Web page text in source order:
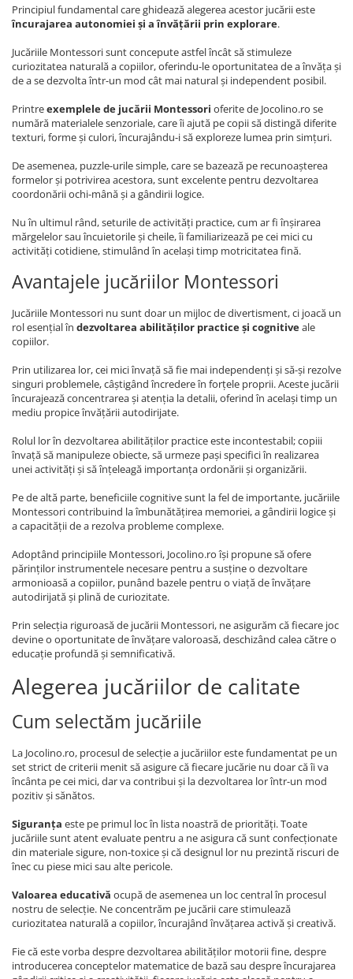
Principiul fundamental care ghidează alegerea acestor jucării este
încurajarea autonomiei și a învățării prin explorare.
Jucăriile Montessori sunt concepute astfel încât să stimuleze
curiozitatea naturală a copiilor, oferindu-le oportunitatea de a învăța și
de a se dezvolta într-un mod cât mai natural și independent posibil.
Printreexemplele de jucării Montessori oferite de Jocolino.ro se
numără materialele senzoriale, care îi ajută pe copii să distingă diferite
texturi, forme și culori, încurajându-i să exploreze lumea prin simțuri.
De asemenea, puzzle-urile simple, care se bazează pe recunoașterea
formelor și potrivirea acestora, sunt excelente pentru dezvoltarea
coordonării ochi-mână și a gândirii logice.
Nu în ultimul rând, seturile de activități practice, cum ar fi înșirarea
mărgelelor sau încuietorile și cheile, îi familiarizează pe cei mici cu
activități cotidiene, stimulând în același timp motricitatea fină.
Avantajele jucăriilor Montessori
Jucăriile Montessori nu sunt doar un mijloc de divertisment, ci joacă un
rol esențial în dezvoltarea abilităților practice și cognitiveale
copiilor.
Prin utilizarea lor, cei mici învață să fie mai independenți și să-și rezolve
singuri problemele, câștigând încredere în forțele proprii. Aceste jucării
încurajează concentrarea și atenția la detalii, oferind în același timp un
mediu propice învățării autodirijate.
Rolul lor în dezvoltarea abilităților practice este incontestabil; copiii
învață să manipuleze obiecte, să urmeze pași specifici în realizarea
unei activități și să înțeleagă importanța ordonării și organizării.
Pe de altă parte, beneficiile cognitive sunt la fel de importante, jucăriile
Montessori contribuind la îmbunătățirea memoriei, a gândirii logice și
a capacității de a rezolva probleme complexe.
Adoptând principiile Montessori, Jocolino.ro își propune să ofere
părinților instrumentele necesare pentru a susține o dezvoltare
armonioasă a copiilor, punând bazele pentru o viață de învățare
autodirijată și plină de curiozitate.
Prin selecția riguroasă de jucării Montessori, ne asigurăm că fiecare joc
devine o oportunitate de învățare valoroasă, deschizând calea către o
educație profundă și semnificativă.
Alegerea jucăriilor de calitate
Cum selectăm jucăriile
La Jocolino.ro, procesul de selecție a jucăriilor este fundamentat pe un
set strict de criterii menit să asigure că fiecare jucărie nu doar că îi va
încânta pe cei mici, dar va contribui și la dezvoltarea lor într-un mod
pozitiv și sănătos.
Siguranța este pe primul loc în lista noastră de priorități. Toate
jucăriile sunt atent evaluate pentru a ne asigura că sunt confecționate
din materiale sigure, non-toxice și că designul lor nu prezintă riscuri de
înec cu piese mici sau alte pericole.
Valoarea educativă ocupă de asemenea un loc central în procesul
nostru de selecție. Ne concentrăm pe jucării care stimulează
curiozitatea naturală a copiilor, încurajând învățarea activă și creativă.
Fie că este vorba despre dezvoltarea abilităților motorii fine, despre
introducerea conceptelor matematice de bază sau despre încurajarea